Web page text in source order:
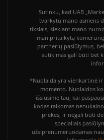
Sutinku, kad UAB
tvarkytų mano asmens
tikslais, siekiant mano
man pritaikytą
partnerių pasiūlymus,
sutikimas gali būti bet
*Nuolaida yra vienkartinė ir
momento. Nuolaidos
išsiųsime tau, kai
kodas taikomas
prekes, ir negali būti
specialiais
užsiprenumeruodamas